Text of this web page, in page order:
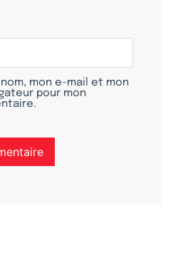
mon e-mail et mon
pour mon